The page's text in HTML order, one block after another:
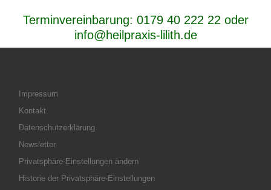
Terminvereinbarung: 0179 40 222 22 oder
info@heilpraxis-lilith.de
Impressum
Kontakt
Datenschutzerklärung
Newsletter
Privatsphäre-Einstellungen ändern
Historie der Privatsphäre-Einstellungen